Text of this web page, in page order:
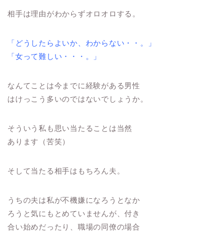
相手は理由がわからずオロオロする。
「どうしたらよいか、わからない・・。」
「女って難しい・・・。」
なんてことは今までに経験がある男性
はけっこう多いのではないでしょうか。
そういう私も思い当たることは当然
あります（苦笑）
そして当たる相手はもちろん夫。
うちの夫は私が不機嫌になろうとなか
ろうと気にもとめていませんが、付き
合い始めだったり、職場の同僚の場合